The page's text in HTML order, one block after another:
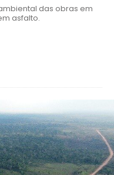
das obras em
asfalto.